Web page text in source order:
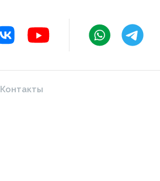
Контакты